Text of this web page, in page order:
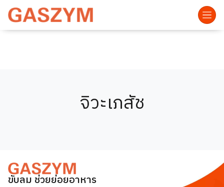
จิวะเภสัช
ขับลม ช่วยย่อยอาหาร